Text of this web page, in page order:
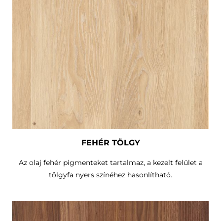
FEHÉR TÖLGY
Az olaj fehér pigmenteket tartalmaz, a kezelt felület a
tölgyfa nyers színéhez hasonlítható.